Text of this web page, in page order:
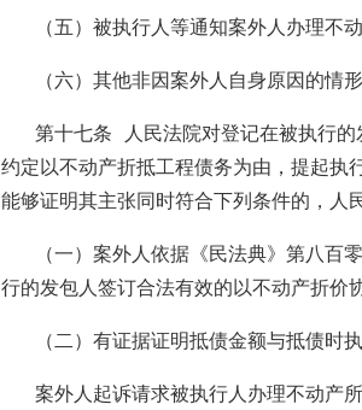
（五）被执行人等通知案外人办理不
（六）其他非因案外人自身原因的情
第十七条 人民法院对登记在被执行
约定以不动产折抵工程债务为由，提起执
能够证明其主张同时符合下列条件的，人
（一）案外人依据《民法典》第八百
行的发包人签订合法有效的以不动产折价
（二）有证据证明抵债金额与抵债时
案外人起诉请求被执行人办理不动产